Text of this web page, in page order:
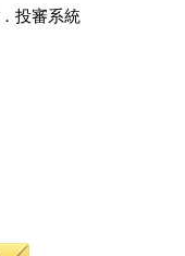
．投審系統